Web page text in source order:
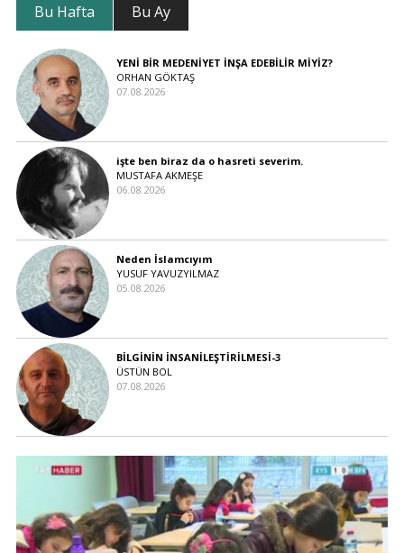
Bu Hafta Bu Ay
YENİ BİR MEDENİYET İNŞA EDEBİLİR MİYİZ?
ORHAN GÖKTAŞ
07.08.2026
işte ben biraz da o hasreti severim.
MUSTAFA AKMEŞE
06.08.2026
Neden İslamcıyım
YUSUF YAVUZYILMAZ
05.08.2026
BİLGİNİN İNSANİLEŞTİRİLMESİ-3
ÜSTÜN BOL
07.08.2026